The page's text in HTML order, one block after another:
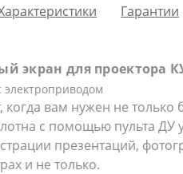
Гарантии
экран для проектора
электроприводом
когда вам нужен не
с помощью пульта ДУ
презентаций,
и не только.